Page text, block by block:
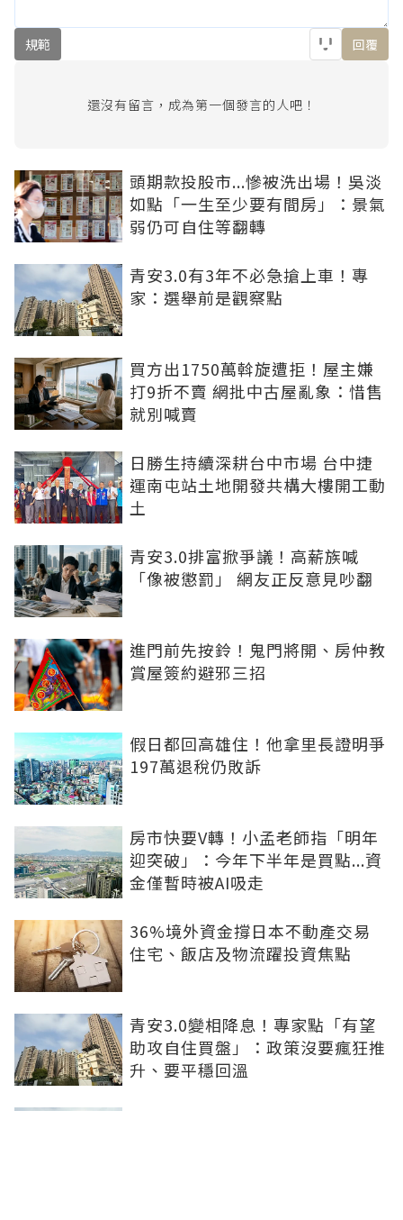
規範 回覆
還沒有留言，成為第一個發言的人吧！
頭期款投股市...慘被洗出場！吳淡
如點「一生至少要有間房」：景氣
弱仍可自住等翻轉
青安3.0有3年不必急搶上車！專
家：選舉前是觀察點
買方出1750萬斡旋遭拒！屋主嫌
打9折不賣 網批中古屋亂象：惜售
就別喊賣
日勝生持續深耕台中市場 台中捷
運南屯站土地開發共構大樓開工動
土
青安3.0排富掀爭議！高薪族喊
「像被懲罰」 網友正反意見吵翻
進門前先按鈴！鬼門將開、房仲教
賞屋簽約避邪三招
假日都回高雄住！他拿里長證明爭
197萬退稅仍敗訴
房市快要V轉！小孟老師指「明年
迎突破」：今年下半年是買點...資
金僅暫時被AI吸走
36%境外資金撐日本不動產交易
住宅、飯店及物流躍投資焦點
青安3.0變相降息！專家點「有望
助攻自住買盤」：政策沒要瘋狂推
升、要平穩回溫